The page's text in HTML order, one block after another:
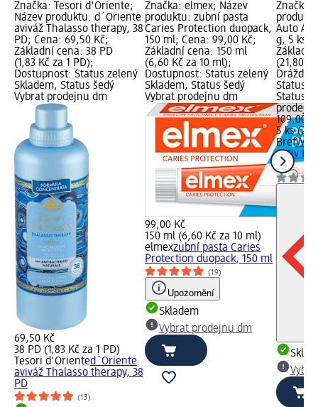
Značka: Tesori d'Oriente;
Název produktu: d´Oriente
aviváž Thalasso therapy, 38
PD; Cena: 69,50 Kč;
Základní cena: 38 PD
(1,83 Kč za 1 PD);
Dostupnost: Status zelený
Skladem, Status šedý
Vybrat prodejnu dm
69,50 Kč
38 PD (1,83 Kč za 1 PD)
Tesori d'Oriented´Oriente
aviváž Thalasso therapy, 38
PD
(13)
Značka: elmex; Název
produktu: zubní pasta
Caries Protection duopack,
150 ml; Cena: 99,00 Kč;
Základní cena: 150 ml
(6,60 Kč za 10 ml);
Dostupnost: Status zelený
Skladem, Status šedý
Vybrat prodejnu dm
99,00 Kč
150 ml (6,60 Kč za 10 ml)
elmexzubní pasta Caries
Protection duopack, 150 ml
(19)
Upozornění
Skladem
Vybrat prodejnu dm
Značka:
Auto
g, 5 ks;
(21,80
Status
Status
109,00
5 ks
BrefWC
Aktiv
ks